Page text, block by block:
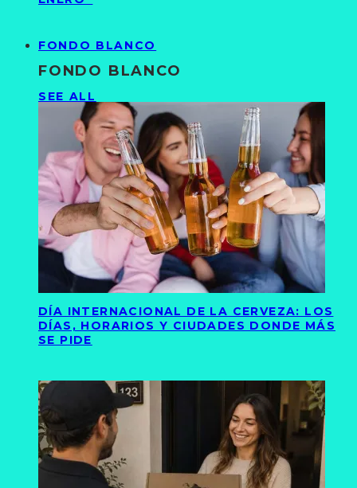
FONDO BLANCO
FONDO BLANCO
SEE ALL
DÍA INTERNACIONAL DE LA CERVEZA: LOS
DÍAS, HORARIOS Y CIUDADES DONDE MÁS
SE PIDE